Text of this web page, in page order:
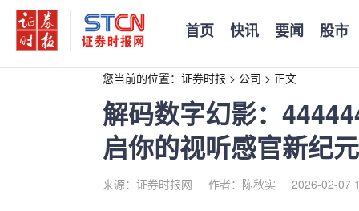
首页 快讯 要闻 股市
您当前的位置： 证券时报 > 公司 > 正文
解码数字幻影：
启你的视听感官新纪元
来源：证券时报网 作者：陈秋实 2026-02-07